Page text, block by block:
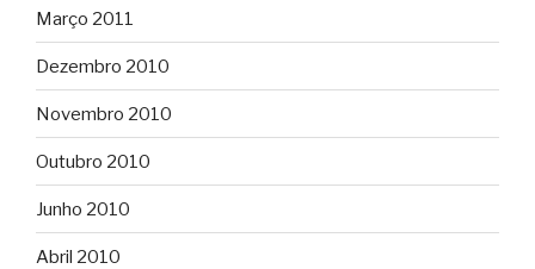
Março 2011
Dezembro 2010
Novembro 2010
Outubro 2010
Junho 2010
Abril 2010